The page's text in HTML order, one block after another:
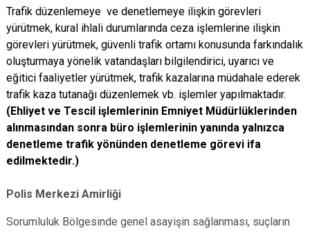
Bafra
Çarşamba
Havza
Kavak
Ladik
Yakakent
Atakum
Canik
İlkadım
Trafik düzenlemeye ve denetlemeye ilişkin görevleri
yürütmek, kural ihlali durumlarında ceza işlemlerine ilişkin
görevleri yürütmek, güvenli trafik ortamı konusunda farkındalık
oluşturmaya yönelik vatandaşları bilgilendirici, uyarıcı ve
eğitici faaliyetler yürütmek, trafik kazalarına müdahale ederek
trafik kaza tutanağı düzenlemek vb. işlemler yapılmaktadır.
(Ehliyet ve Tescil işlemlerinin Emniyet Müdürlüklerinden
alınmasından sonra büro işlemlerinin yanında yalnızca
denetleme trafik yönünden denetleme görevi ifa
edilmektedir.)
Polis Merkezi Amirliği
Sorumluluk Bölgesinde genel asayişin sağlanması, suçların